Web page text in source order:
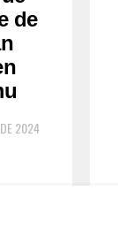
de
2024